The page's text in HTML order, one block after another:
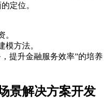
定位。
。
模方法。
提升金融服务效率”的培养
景解决方案开发